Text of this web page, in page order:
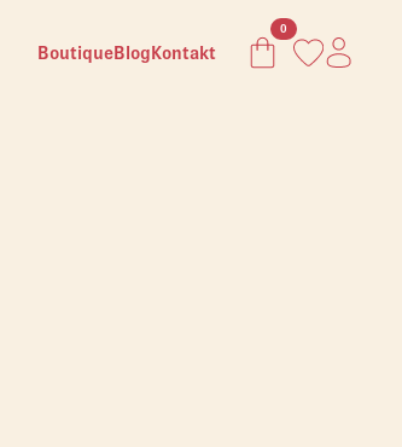
BoutiqueBlogKontakt
0